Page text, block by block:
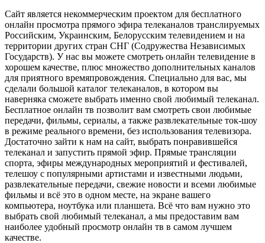
Сайт является некоммерческим проектом для бесплатного
онлайн просмотра прямого эфира телеканалов транслируемых
Российским, Украинским, Белорусским телевидением и на
территории других стран СНГ (Содружества Независимых
Государств). У нас вы можете смотреть онлайн телевидение в
хорошем качестве, плюс множество дополнительных каналов
для приятного времяпровождения. Специально для вас, мы
сделали большой каталог телеканалов, в котором вы
наверняка сможете выбрать именно свой любимый телеканал.
Бесплатное онлайн тв позволит вам смотреть свои любимые
передачи, фильмы, сериалы, а также развлекательные ток-шоу
в режиме реального времени, без использования телевизора.
Достаточно зайти к нам на сайт, выбрать понравившейся
телеканал и запустить прямой эфир. Прямые трансляции
спорта, эфиры международных мероприятий и фестивалей,
телешоу с популярными артистами и известными людьми,
развлекательные передачи, свежие новости и всеми любимые
фильмы и всё это в одном месте, на экране вашего
компьютера, ноутбука или планшета. Всё что вам нужно это
выбрать свой любимый телеканал, а мы предоставим вам
наиболее удобный просмотр онлайн тв в самом лучшем
качестве.